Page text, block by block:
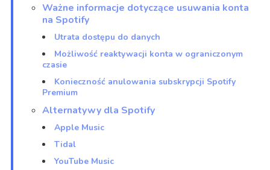
Ważne informacje dotyczące usuwania konta
na Spotify
Utrata dostępu do danych
Możliwość reaktywacji konta w ograniczonym
czasie
Konieczność anulowania subskrypcji Spotify
Premium
Alternatywy dla Spotify
Apple Music
Tidal
YouTube Music